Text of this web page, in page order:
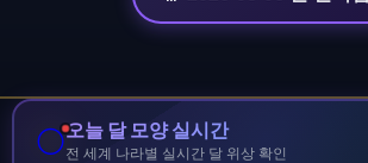
🌕오늘 달 모양 실시간
전 세계 나라별 실시간 달 위상 확인